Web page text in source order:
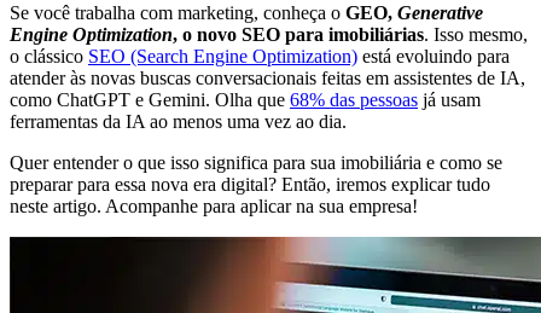
Se você trabalha com marketing, conheça o GEO, Generative
Engine Optimization, o novo SEO para imobiliárias. Isso mesmo,
o clássico SEO (Search Engine Optimization) está evoluindo para
atender às novas buscas conversacionais feitas em assistentes de IA,
como ChatGPT e Gemini. Olha que 68% das pessoas já usam
ferramentas da IA ao menos uma vez ao dia.
Quer entender o que isso significa para sua imobiliária e como se
preparar para essa nova era digital? Então, iremos explicar tudo
neste artigo. Acompanhe para aplicar na sua empresa!